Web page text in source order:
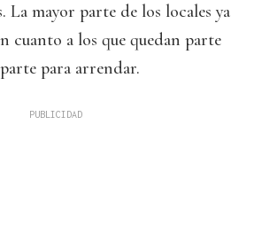
La mayor parte de los locales ya
cuanto a los que quedan parte
para arrendar.